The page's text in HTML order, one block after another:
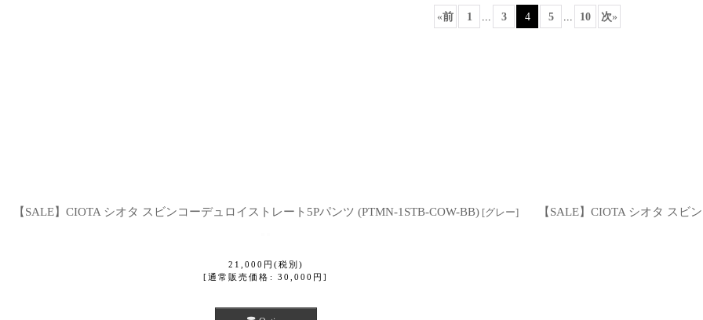
«前 1 3 4 5 10 次»
【SALE】CIOTA シオタ スビンコーデュロイストレート5Pパンツ (PTMN-1STB-COW-BB) [グレー]
21,000 円 (税別)
[通常販売価格 : 30,000 円 ]
【SALE】CIOTA シオタ スビ